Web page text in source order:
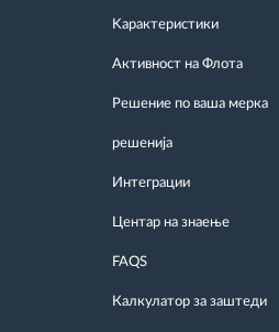
Kарактеристики
Активност на Флота
Решение по ваша мерка
решенија
Интеграции
Центар на знаење
FAQS
Калкулатор за заштеди